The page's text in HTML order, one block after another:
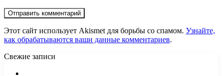
Этот сайт использует Akismet для борьбы со спамом. Узнайте,
как обрабатываются ваши данные комментариев.
Свежие записи